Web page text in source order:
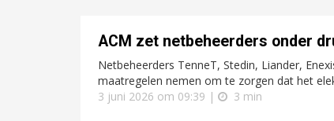
ACM zet netbeheerders onder
Netbeheerders TenneT, Stedin, Liander,
maatregelen nemen om te zorgen dat het
3 juni 2026 om 09:39 |
3 min